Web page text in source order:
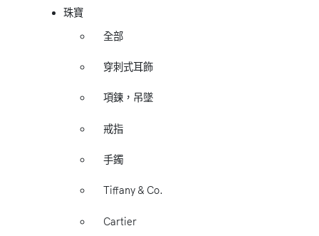
珠寶
全部
穿刺式耳飾
項鍊，吊墜
戒指
手鐲
Tiffany & Co.
Cartier